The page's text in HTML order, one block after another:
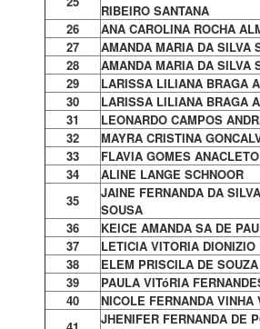
RIBEIRO SANTANA
26
ANA CAROLINA ROCHA
27
AMANDA MARIA DA SILVA
28
AMANDA MARIA DA SILVA
29
LARISSA LILIANA BRAGA
30
LARISSA LILIANA BRAGA
31
LEONARDO CAMPOS
32
MAYRA CRISTINA
33
FLAVIA GOMES
34
ALINE LANGE SCHNOOR
35
JAINE FERNANDA DA
SOUSA
36
KEICE AMANDA SA DE
37
LETICIA VITORIA DIONIZIO
38
ELEM PRISCILA DE
39
PAULA VITóRIA
40
NICOLE FERNANDA VINHA
JHENIFER FERNANDA DE